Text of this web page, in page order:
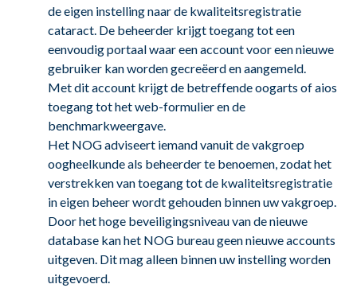
de eigen instelling naar de kwaliteitsregistratie
cataract. De beheerder krijgt toegang tot een
eenvoudig portaal waar een account voor een nieuwe
gebruiker kan worden gecreëerd en aangemeld.
Met dit account krijgt de betreffende oogarts of aios
toegang tot het web-formulier en de
benchmarkweergave.
Het NOG adviseert iemand vanuit de vakgroep
oogheelkunde als beheerder te benoemen, zodat het
verstrekken van toegang tot de kwaliteitsregistratie
in eigen beheer wordt gehouden binnen uw vakgroep.
Door het hoge beveiligingsniveau van de nieuwe
database kan het NOG bureau geen nieuwe accounts
uitgeven. Dit mag alleen binnen uw instelling worden
uitgevoerd.